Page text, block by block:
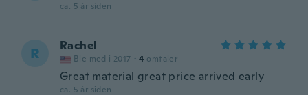
ca. 5 år siden
R Rachel
Ble med i 2017 · 4 omtaler
Great material great price arrived early
ca. 5 år siden